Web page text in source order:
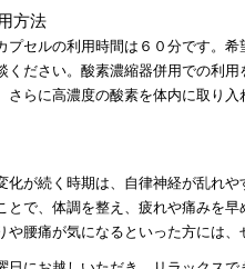
方法
プセルの利用時間は６０分です。
ください。酸素濃縮器併用での利
さらに高濃度の酸素を体内に取り
化が続く時期は、自律神経が乱れ
とで、体調を整え、疲れや痛みを
腰痛が気になるといった方には、